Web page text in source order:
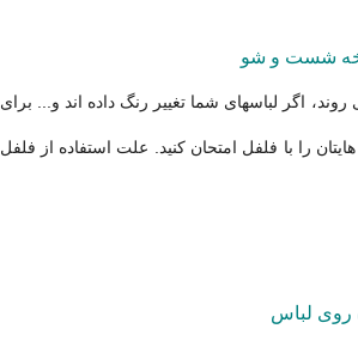
شست و شو
اگر لباسهای شما تغییر رنگ داده اند و... برای
را با فلفل امتحان کنید. علت استفاده از فلفل
روی لباس